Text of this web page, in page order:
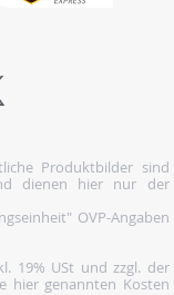
Produktbilder sind
dienen hier nur der
OVP-Angaben
19% USt und zzgl. der
hier genannten Kosten